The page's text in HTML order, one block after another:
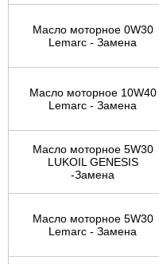
Масло моторное 0W30
Lemarc - Замена
Масло моторное 10W40
Lemarc - Замена
Масло моторное 5W30
LUKOIL GENESIS
-Замена
Масло моторное 5W30
Lemarc - Замена